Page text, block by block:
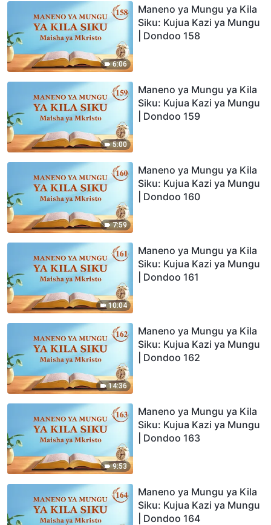
6:06
Maneno ya Mungu ya Kila
Siku: Kujua Kazi ya Mungu
| Dondoo 158
5:00
Maneno ya Mungu ya Kila
Siku: Kujua Kazi ya Mungu
| Dondoo 159
7:59
Maneno ya Mungu ya Kila
Siku: Kujua Kazi ya Mungu
| Dondoo 160
10:04
Maneno ya Mungu ya Kila
Siku: Kujua Kazi ya Mungu
| Dondoo 161
14:36
Maneno ya Mungu ya Kila
Siku: Kujua Kazi ya Mungu
| Dondoo 162
9:53
Maneno ya Mungu ya Kila
Siku: Kujua Kazi ya Mungu
| Dondoo 163
Maneno ya Mungu ya Kila
Siku: Kujua Kazi ya Mungu
| Dondoo 164